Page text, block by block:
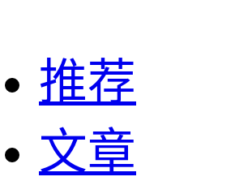
推荐
文章